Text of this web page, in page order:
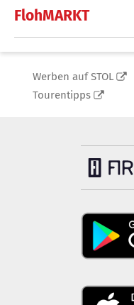
FlohMARKT
Werben auf STOL
Tourentipps